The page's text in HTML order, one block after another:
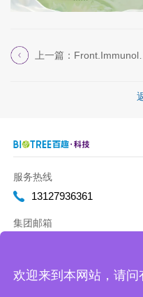
上一篇
服务热线
13127936361
集团邮箱
欢迎来到本网站，请问